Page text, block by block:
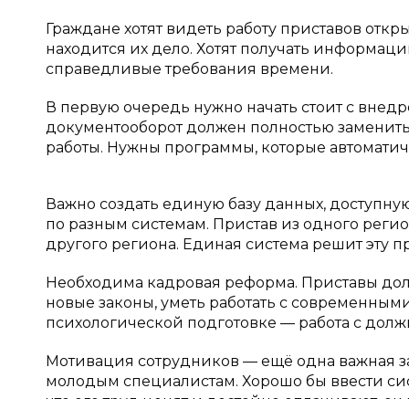
Граждане хотят видеть работу приставов
находится их дело. Хотят получать
справедливые требования времени.
В первую очередь нужно начать стоит с
документооборот должен полностью
работы. Нужны программы, которые
Важно создать единую базу данных,
по разным системам. Пристав из одного
другого региона. Единая система решит эту
Необходима кадровая реформа. Приставы
новые законы, уметь работать с
психологической подготовке — работа с
Мотивация сотрудников — ещё одна важная
молодым специалистам. Хорошо бы ввести